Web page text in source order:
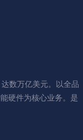
数万亿美元。以全品
硬件为核心业务。是